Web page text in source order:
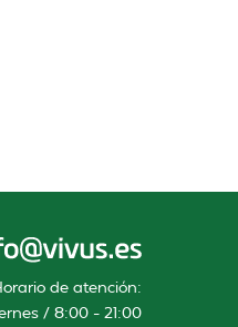
de atención:
/ 8:00 – 21:00